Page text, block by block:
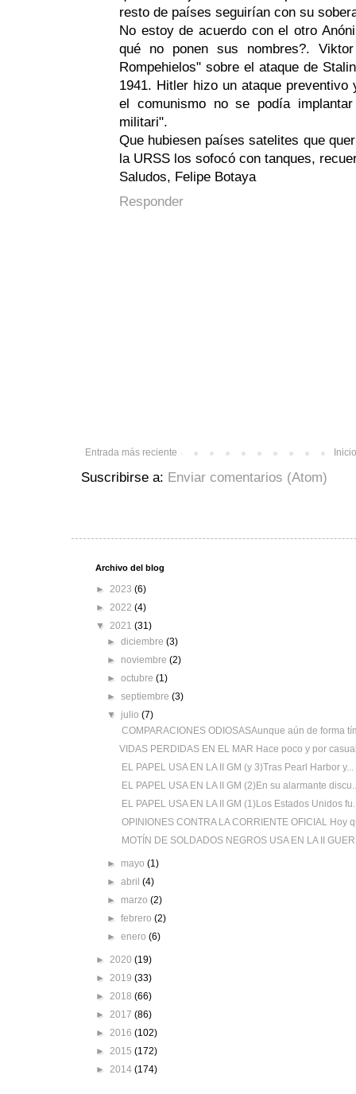
resto de países seguirían con su
No estoy de acuerdo con el otro
qué no ponen sus nombres?.
Rompehielos" sobre el ataque de
1941. Hitler hizo un ataque
el comunismo no se podía
militari".
Que hubiesen países satelites que
la URSS los sofocó con tanques,
Saludos, Felipe Botaya
Responder
Entrada más reciente Inicio
Suscribirse a: Enviar comentarios (Atom)
Archivo del blog
► 2023 (6)
► 2022 (4)
▼ 2021 (31)
►diciembre(3)
► noviembre(2)
►octubre(1)
►septiembre(3)
▼ julio(7)
COMPARACIONES ODIOSASAunque aún de forma
VIDAS PERDIDAS EN EL MAR Hace poco y por
EL PAPEL USA EN LA II GM (y 3)Tras Pearl Harbor y...
EL PAPEL USA EN LA II GM (2)En su alarmante
EL PAPEL USA EN LA II GM (1)Los Estados Unidos
OPINIONES CONTRA LA CORRIENTE OFICIAL Hoy
MOTÍN DE SOLDADOS NEGROS USA EN LA II
► mayo(1)
►abril(4)
► marzo(2)
►febrero(2)
►enero(6)
► 2020 (19)
► 2019 (33)
► 2018 (66)
► 2017 (86)
► 2016 (102)
► 2015 (172)
► 2014 (174)